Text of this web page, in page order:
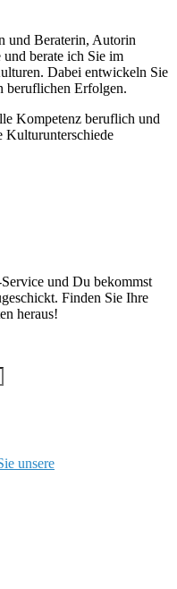
und Beraterin, Autorin
berate ich Sie im
Dabei entwickeln Sie
beruflichen Erfolgen.
Kompetenz beruflich und
Kulturunterschiede
und Du bekommst
Finden Sie Ihre
heraus!
unsere